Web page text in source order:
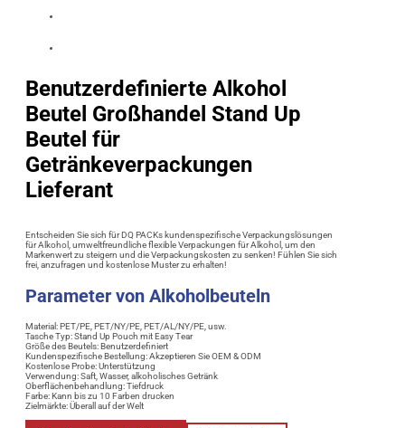
Benutzerdefinierte Alkohol
Beutel Großhandel Stand Up
Beutel für
Getränkeverpackungen
Lieferant
Entscheiden Sie sich für DQ PACKs kundenspezifische Verpackungslösungen
für Alkohol, umweltfreundliche flexible Verpackungen für Alkohol, um den
Markenwert zu steigern und die Verpackungskosten zu senken! Fühlen Sie sich
frei, anzufragen und kostenlose Muster zu erhalten!
Parameter von Alkoholbeuteln
Material: PET/PE, PET/NY/PE, PET/AL/NY/PE, usw.
Tasche Typ: Stand Up Pouch mit Easy Tear
Größe des Beutels: Benutzerdefiniert
Kundenspezifische Bestellung: Akzeptieren Sie OEM & ODM
Kostenlose Probe: Unterstützung
Verwendung: Saft, Wasser, alkoholisches Getränk
Oberflächenbehandlung: Tiefdruck
Farbe: Kann bis zu 10 Farben drucken
Zielmärkte: Überall auf der Welt